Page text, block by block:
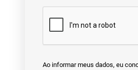
Ao informar meus dados, eu